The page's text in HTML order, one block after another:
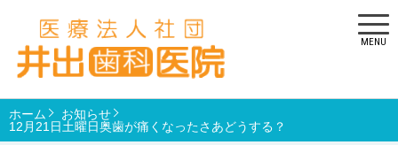
MENU
ホーム
お知らせ
12月21日土曜日奥歯が痛くなったさあどうする？